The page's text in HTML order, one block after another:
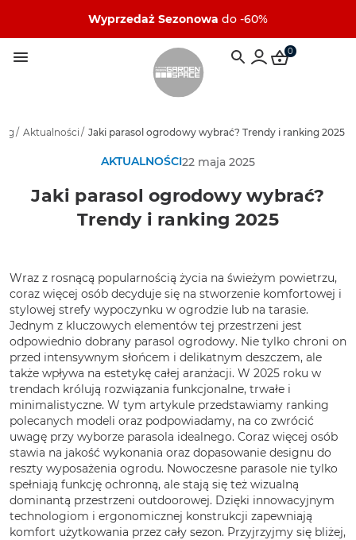
Wyprzedaż Sezonowa do -60%
0
/ Aktualności / Jaki parasol ogrodowy wybrać? Trendy i ranking 2025
AKTUALNOŚCI22 maja 2025
Jaki parasol ogrodowy wybrać?
Trendy i ranking 2025
Wraz z rosnącą popularnością życia na świeżym powietrzu,
coraz więcej osób decyduje się na stworzenie komfortowej i
stylowej strefy wypoczynku w ogrodzie lub na tarasie.
Jednym z kluczowych elementów tej przestrzeni jest
odpowiednio dobrany parasol ogrodowy. Nie tylko chroni on
przed intensywnym słońcem i delikatnym deszczem, ale
także wpływa na estetykę całej aranżacji. W 2025 roku w
trendach królują rozwiązania funkcjonalne, trwałe i
minimalistyczne. W tym artykule przedstawiamy ranking
polecanych modeli oraz podpowiadamy, na co zwrócić
uwagę przy wyborze parasola idealnego. Coraz więcej osób
stawia na jakość wykonania oraz dopasowanie designu do
reszty wyposażenia ogrodu. Nowoczesne parasole nie tylko
spełniają funkcję ochronną, ale stają się też wizualną
dominantą przestrzeni outdoorowej. Dzięki innowacyjnym
technologiom i ergonomicznej konstrukcji zapewniają
komfort użytkowania przez cały sezon. Przyjrzyjmy się bliżej,